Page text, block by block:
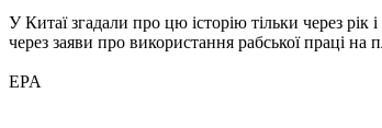
У Китаї згадали про цю історію тільки через
через заяви про використання рабської праці
EPA